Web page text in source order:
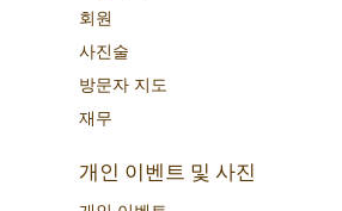
회원
사진술
방문자 지도
재무
개인 이벤트 및 사진